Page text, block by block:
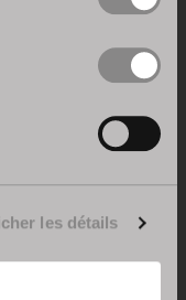
les détails